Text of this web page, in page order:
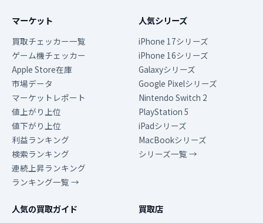
マーケット
買取チェッカー一覧
ゲーム機チェッカー
Apple Store在庫
市場データ
マーケットレポート
値上がり上位
値下がり上位
利益ランキング
検索ランキング
連続上昇ランキング
ランキング一覧 →
人気シリーズ
iPhone 17シリーズ
iPhone 16シリーズ
Galaxyシリーズ
Google Pixelシリーズ
Nintendo Switch 2
PlayStation 5
iPadシリーズ
MacBookシリーズ
シリーズ一覧 →
人気の買取ガイド 買取店